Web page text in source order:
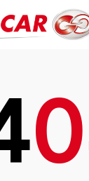
che stai
esiste!
0